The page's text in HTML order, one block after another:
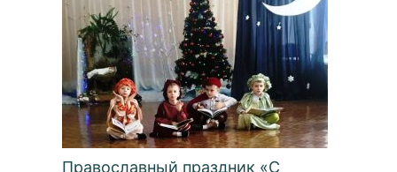
Православный праздник «С